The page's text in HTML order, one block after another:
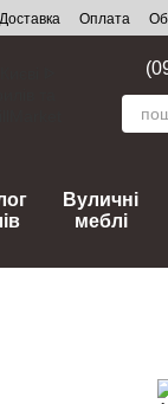
Доставка Оплата
Вуличні
меблі